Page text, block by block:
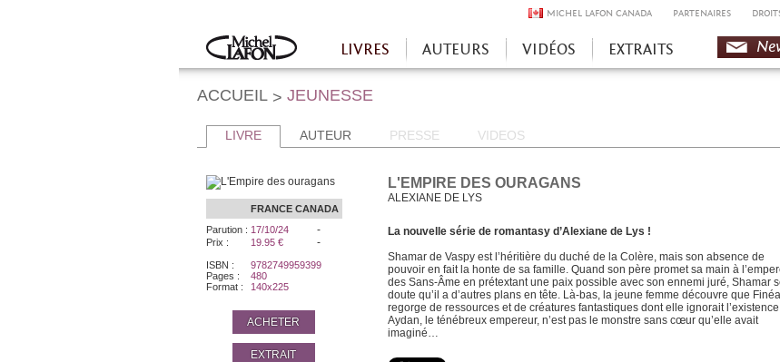
MICHEL LAFON CANADA PARTENAIRES
Accueil
LIVRES AUTEURS VIDÉOS EXTRAITS
ACCUEIL > JEUNESSE
LIVRE AUTEUR PRESSE VIDEOS
FRANCE CANADA
Parution : 17/10/24 -
Prix : 19.95 € -
ISBN :
9782749959399
Pages :
480
Format :
140x225
ACHETER
EXTRAIT
L'EMPIRE DES OURAGANS
ALEXIANE DE LYS
La nouvelle série de romantasy d’Alexiane de Lys !
Shamar de Vaspy est l’héritière du duché de la Colère, mais son absence de
pouvoir en fait la honte de sa famille. Quand son père promet sa main à
des Sans-Âme en prétextant une paix possible avec son ennemi juré, Shamar
doute qu’il a d’autres plans en tête. Là-bas, la jeune femme découvre que
regorge de ressources et de créatures fantastiques dont elle ignorait
Aydan, le ténébreux empereur, n’est pas le monstre sans cœur qu’elle avait
imaginé…